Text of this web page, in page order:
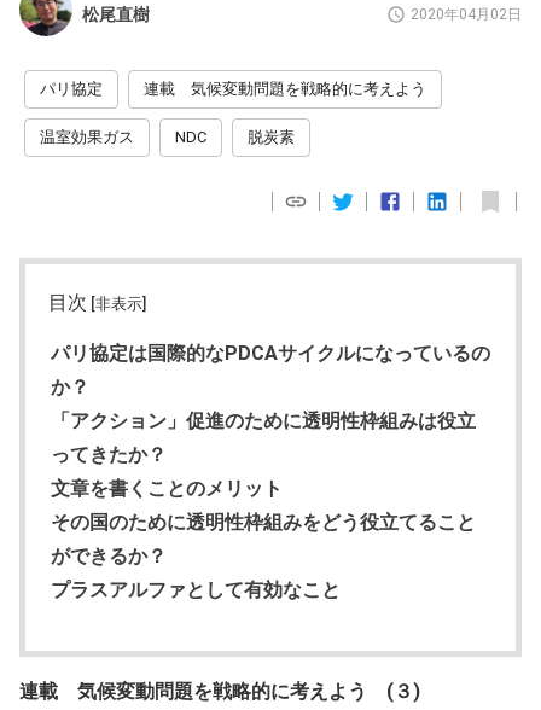
松尾直樹 2020年04月02日
パリ協定 連載 気候変動問題を戦略的に考えよう
温室効果ガス NDC 脱炭素
目次 [非表示]
パリ協定は国際的なPDCAサイクルになっているの
か？
「アクション」促進のために透明性枠組みは役立
ってきたか？
文章を書くことのメリット
その国のために透明性枠組みをどう役立てること
ができるか？
プラスアルファとして有効なこと
連載 気候変動問題を戦略的に考えよう (３)